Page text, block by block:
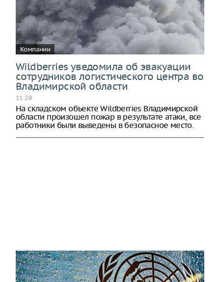
Компании
Wildberries уведомила об эвакуации
сотрудников логистического центра во
Владимирской области
11:28
На складском объекте Wildberries Владимирской
области произошел пожар в результате атаки, все
работники были выведены в безопасное место.